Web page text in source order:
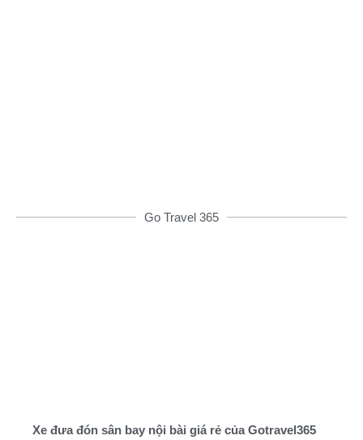
Go Travel 365
Xe đưa đón sân bay nội bài giá rẻ của Gotravel365